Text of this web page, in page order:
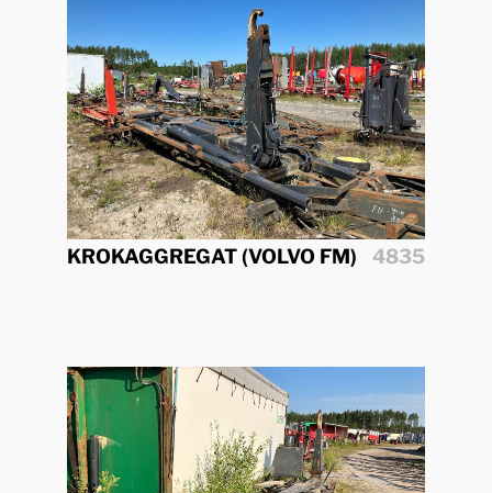
KROKAGGREGAT (VOLVO FM) 4835